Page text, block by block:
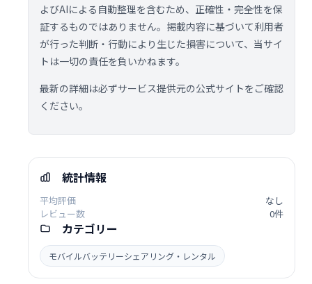
よびAIによる自動整理を含むため、正確性・完全性を保
証するものではありません。掲載内容に基づいて利用者
が行った判断・行動により生じた損害について、当サイ
トは一切の責任を負いかねます。
最新の詳細は必ずサービス提供元の公式サイトをご確認
ください。
統計情報
平均評価
なし
レビュー数
0件
カテゴリー
モバイルバッテリーシェアリング・レンタル